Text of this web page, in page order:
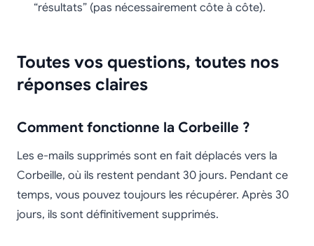
“résultats” (pas nécessairement côte à côte).
Toutes vos questions, toutes nos
réponses claires
Comment fonctionne la Corbeille ?
Les e-mails supprimés sont en fait déplacés vers la
Corbeille, où ils restent pendant 30 jours. Pendant ce
temps, vous pouvez toujours les récupérer. Après 30
jours, ils sont définitivement supprimés.